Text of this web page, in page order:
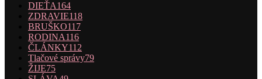
DIEŤA164
ZDRAVIE118
BRUŠKO117
RODINA116
ČLÁNKY112
Tlačové správy79
ŽIJE75